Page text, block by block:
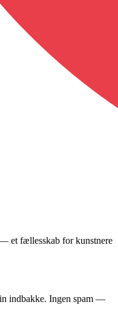
et fællesskab for kunstnere
indbakke. Ingen spam —